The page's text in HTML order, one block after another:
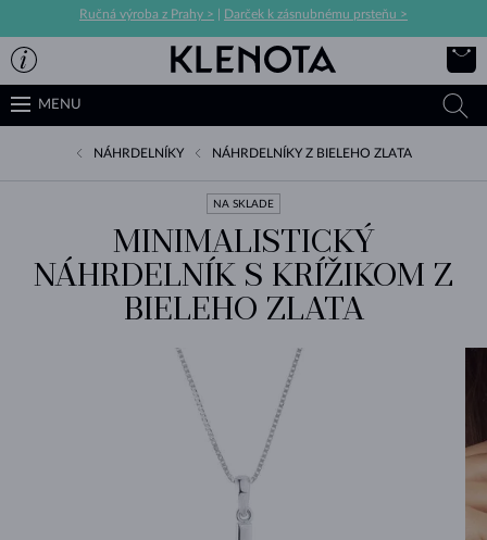
Ručná výroba z Prahy > Darček k zásnubnému prsteňu >
MENU
NÁHRDELNÍKY NÁHRDELNÍKY Z BIELEHO ZLATA
NA SKLADE
MINIMALISTICKÝ
NÁHRDELNÍK S KRÍŽIKOM Z
BIELEHO ZLATA